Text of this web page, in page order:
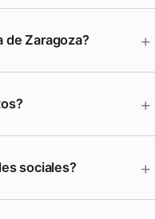
de Zaragoza? +
+
sociales? +